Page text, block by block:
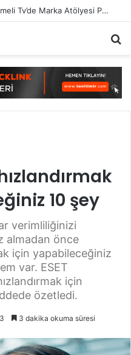
Mürsel Ferhat Sağlam Tek Rumeli Tv’de Marka Atölyesi Programına Konuk Oldu
10 şey
verimliliğinizi
almadan önce
için yapabileceğiniz
var. ESET
için
özetledi.
3 dakika okuma süresi